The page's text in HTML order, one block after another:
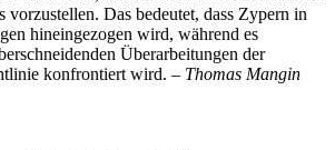
vorzustellen. Das bedeutet, dass Zypern in
hineingezogen wird, während es
Überarbeitungen der
konfrontiert wird. – Thomas Mangin